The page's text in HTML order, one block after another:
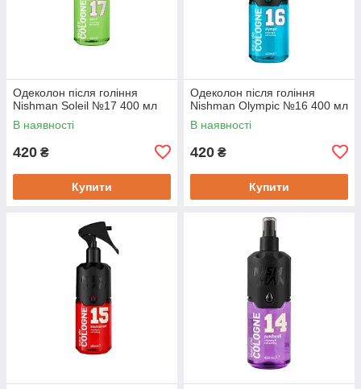
Одеколон після гоління
Nishman Soleil №17 400 мл
В наявності
420 ₴
Купити
Одеколон після гоління
Nishman Olympic №16 400 мл
В наявності
420 ₴
Купити